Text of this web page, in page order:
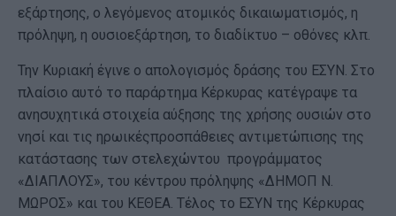
εξάρτησης, ο λεγόμενος ατομικός δικαιωματισμός, η
πρόληψη, η ουσιοεξάρτηση, το διαδίκτυο – οθόνες κλπ.
Την Κυριακή έγινε ο απολογισμός δράσης του ΕΣΥΝ. Στο
πλαίσιο αυτό το παράρτημα Κέρκυρας κατέγραψε τα
ανησυχητικά στοιχεία αύξησης της χρήσης ουσιών στο
νησί και τις ηρωικέςπροσπάθειες αντιμετώπισης της
κατάστασης των στελεχώντου προγράμματος
«ΔΙΑΠΛΟΥΣ», του κέντρου πρόληψης «ΔΗΜΟΠ Ν.
ΜΩΡΟΣ» και του ΚΕΘΕΑ. Τέλος το ΕΣΥΝ της Κέρκυρας